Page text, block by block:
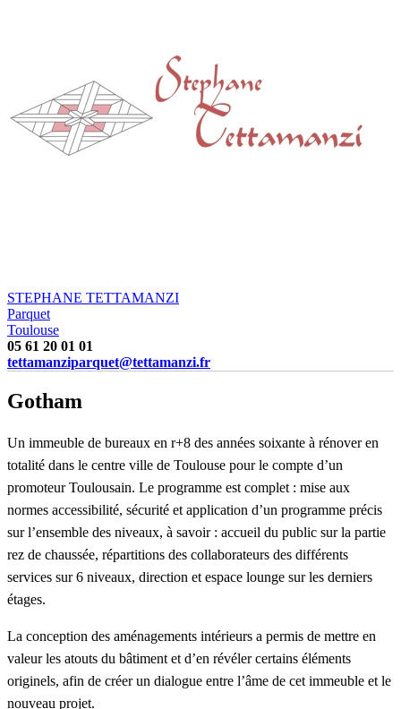
STEPHANE TETTAMANZI
Parquet
Toulouse
05 61 20 01 01
tettamanziparquet@tettamanzi.fr
Gotham
Un immeuble de bureaux en r+8 des années soixante à rénover en
totalité dans le centre ville de Toulouse pour le compte d’un
promoteur Toulousain. Le programme est complet : mise aux
normes accessibilité, sécurité et application d’un programme précis
sur l’ensemble des niveaux, à savoir : accueil du public sur la partie
rez de chaussée, répartitions des collaborateurs des différents
services sur 6 niveaux, direction et espace lounge sur les derniers
étages.
La conception des aménagements intérieurs a permis de mettre en
valeur les atouts du bâtiment et d’en révéler certains éléments
originels, afin de créer un dialogue entre l’âme de cet immeuble et le
nouveau projet.